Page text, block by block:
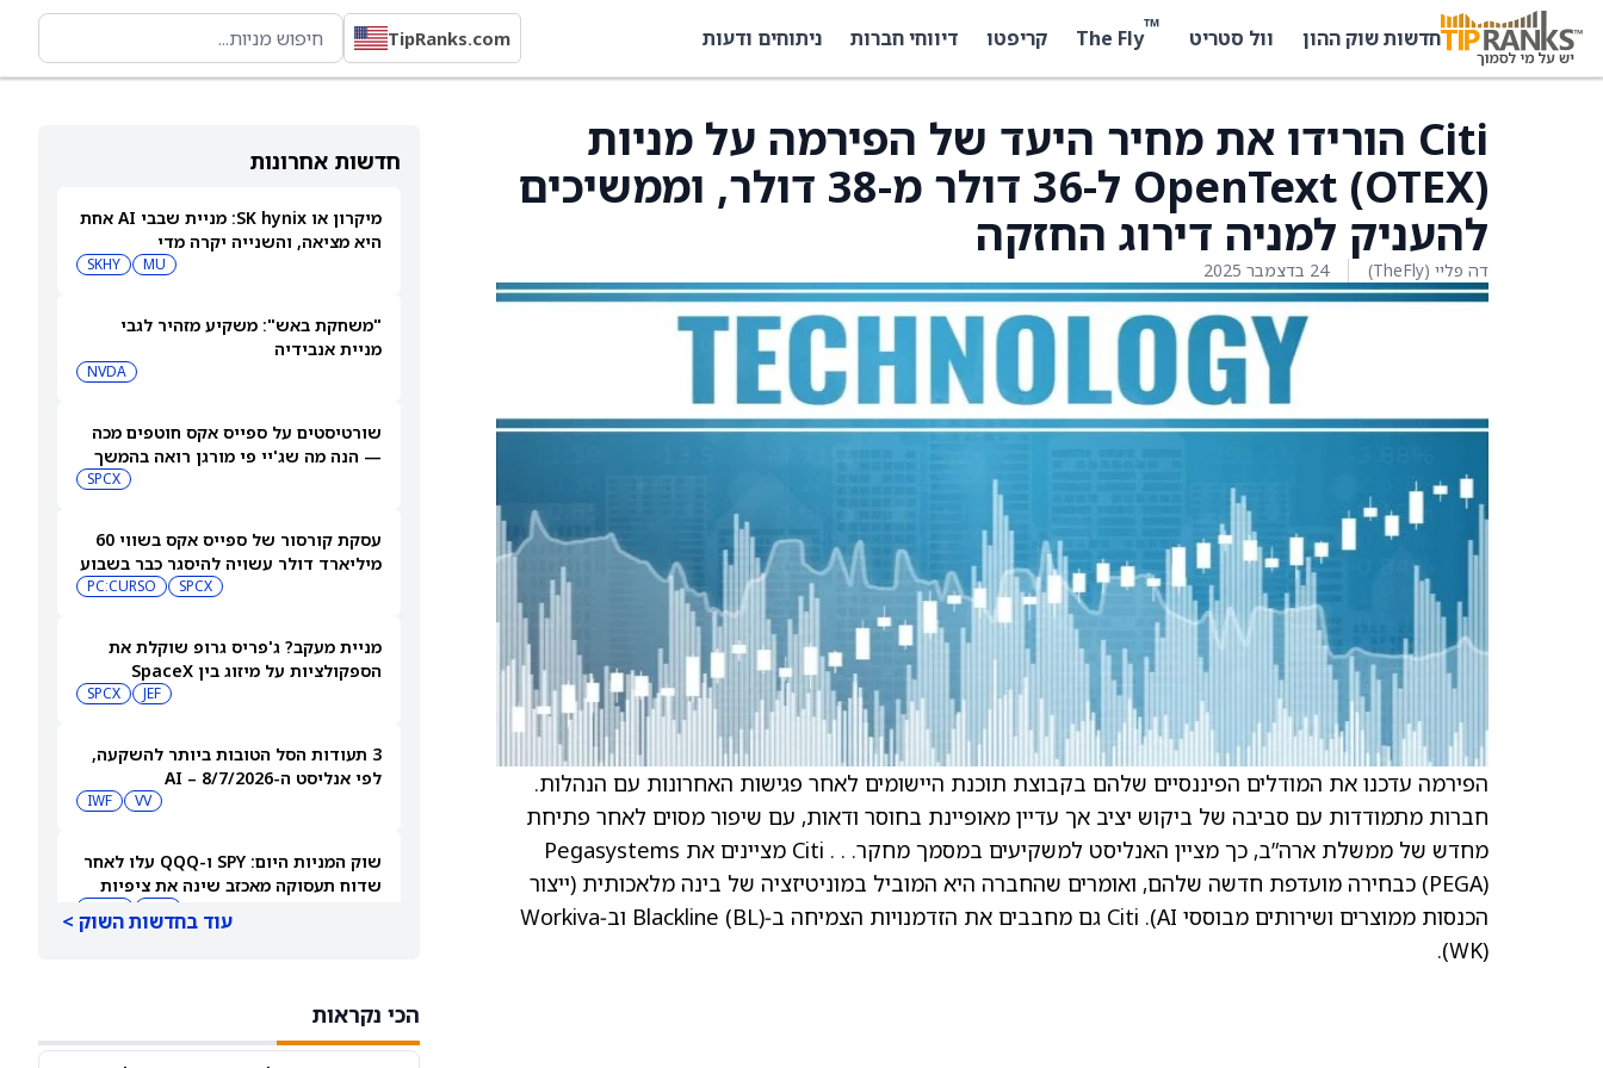
חדשות שוק ההון וול סטריט ™
The Fly קריפטו דיווחי חברות ניתוחים ודעות TipRanks.com
חדשות אחרונות
מיקרון או SK hynix: מניית שבבי AI אחת
היא מציאה, והשנייה יקרה מדי
MU
SKHY
"משחקת באש": משקיע מזהיר לגבי
מניית אנבידיה
NVDA
שורטיסטים על ספייס אקס חוטפים מכה
— הנה מה שג'יי פי מורגן רואה בהמשך
SPCX
עסקת קורסור של ספייס אקס בשווי 60
מיליארד דולר עשויה להיסגר כבר בשבוע
SPCX
PC:CURSO
מניית מעקב? ג'פריס גרופ שוקלת את
הספקולציות על מיזוג בין SpaceX
JEF
SPCX
3 תעודות הסל הטובות ביותר להשקעה,
לפי אנליסט ה-AI – 8/7/2026
VV
IWF
שוק המניות היום: SPY ו-QQQ עלו לאחר
שדוח תעסוקה מאכזב שינה את ציפיות
עוד בחדשות השוק >
הכי נקראות
Citi הורידו את מחיר היעד של הפירמה על מניות
OpenText (OTEX) ל-36 דולר מ-38 דולר, וממשיכים
להעניק למניה דירוג החזקה
דה פליי (TheFly) 24 בדצמבר 2025
הפירמה עדכנו את המודלים הפיננסיים שלהם בקבוצת תוכנת היישומים לאחר פגישות האחרונות עם הנהלות.
חברות מתמודדות עם סביבה של ביקוש יציב אך עדיין מאופיינת בחוסר ודאות, עם שיפור מסוים לאחר פתיחת
מחדש של ממשלת ארה”ב, כך מציין האנליסט למשקיעים במסמך מחקר. . . Citi מציינים את Pegasystems
(PEGA) כבחירה מועדפת חדשה שלהם, ואומרים שהחברה היא המוביל במוניטיזציה של בינה מלאכותית (ייצור
הכנסות ממוצרים ושירותים מבוססי AI). Citi גם מחבבים את הזדמנויות הצמיחה ב‑Blackline (BL) וב‑Workiva
(WK).